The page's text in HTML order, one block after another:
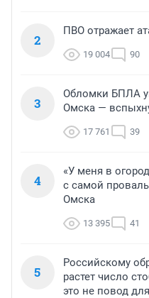
2
ПВО отражает
19 004 90
3
Обломки БПЛА
Омска —
17 761 39
4
«У меня в
с самой
Омска
13 395 41
5
Российскому
растет число
это не повод